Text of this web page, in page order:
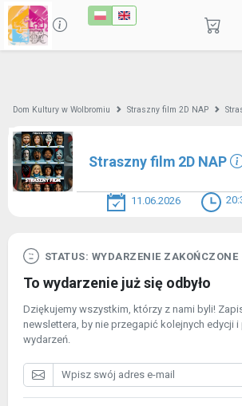
Dom Kultury w Wolbromiu Straszny film 2D NAP
Straszny film 2D NAP
11.06.2026
STATUS: WYDARZENIE ZAKOŃCZONE
To wydarzenie już się odbyło
Dziękujemy wszystkim, którzy z nami byli!
newslettera, by nie przegapić kolejnych edycji
wydarzeń.